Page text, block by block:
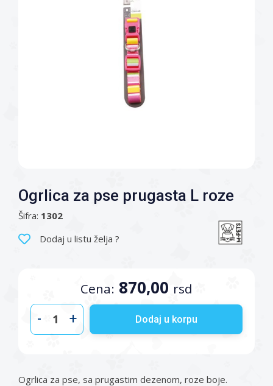
Ogrlica za pse prugasta L roze
Šifra: 1302
Dodaj u listu želja ?
Cena: 870,00 rsd
- + Dodaj u korpu
Ogrlica za pse, sa prugastim dezenom, roze boje.